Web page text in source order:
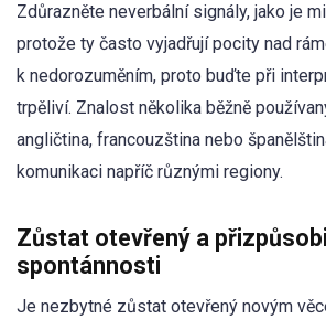
Zdůrazněte neverbální signály, jako je
protože ty často vyjadřují pocity nad
k nedorozuměním, proto buďte při
trpěliví. Znalost několika běžně
angličtina, francouzština nebo
komunikaci napříč různými regiony.
Zůstat otevřený a
spontánnosti
Je nezbytné zůstat otevřený novým